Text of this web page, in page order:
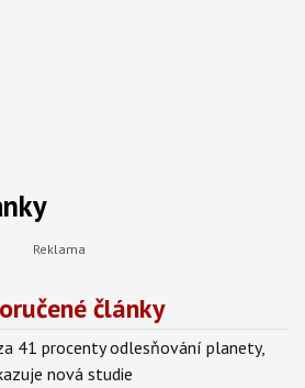
články
41 procenty odlesňování planety,
nová studie